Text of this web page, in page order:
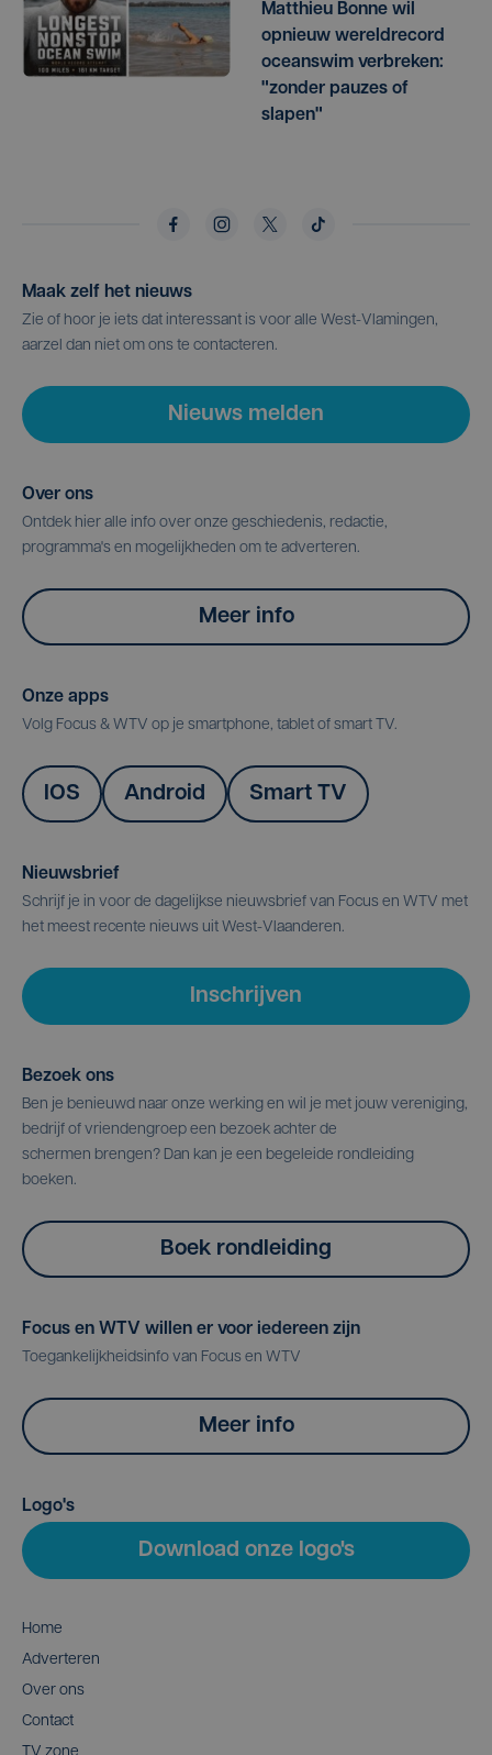
Matthieu Bonne wil
opnieuw wereldrecord
oceanswim verbreken:
"zonder pauzes of
slapen"
Maak zelf het nieuws
Zie of hoor je iets dat interessant is voor alle West-Vlamingen,
aarzel dan niet om ons te contacteren.
Nieuws melden
Over ons
Ontdek hier alle info over onze geschiedenis, redactie,
programma's en mogelijkheden om te adverteren.
Meer info
Onze apps
Volg Focus & WTV op je smartphone, tablet of smart TV.
IOS Android Smart TV
Nieuwsbrief
Schrijf je in voor de dagelijkse nieuwsbrief van Focus en WTV met
het meest recente nieuws uit West-Vlaanderen.
Inschrijven
Bezoek ons
Ben je benieuwd naar onze werking en wil je met jouw vereniging,
bedrijf of vriendengroep een bezoek achter de
schermen brengen? Dan kan je een begeleide rondleiding
boeken.
Boek rondleiding
Focus en WTV willen er voor iedereen zijn
Toegankelijkheidsinfo van Focus en WTV
Meer info
Logo's
Download onze logo's
Home
Adverteren
Over ons
Contact